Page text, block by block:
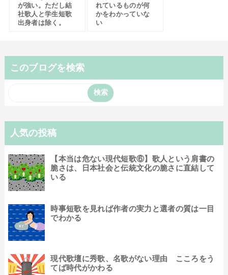
が強い。ただし結
社歌人と学生短歌
出身者は除く。
れているものが何
かをわかっていな
い
このブログを検索
人気の投稿
【本当は危ない現代短歌⑥】歌人という肩書の
脆さは、日本社会と伝統文化の脆さに直結して
いる
時事短歌を見れば作者の実力と選者の質は一目
でわかる
現代歌壇に秀歌、名歌がない理由 こころをう
てば時代がかわる